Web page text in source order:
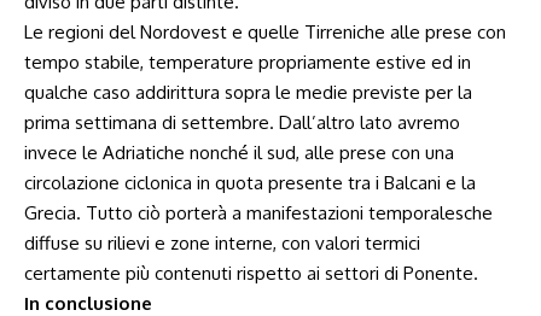
Le regioni del Nordovest e quelle Tirreniche alle prese con
tempo stabile, temperature propriamente estive ed in
qualche caso addirittura sopra le medie previste per la
prima settimana di settembre. Dall’altro lato avremo
invece le Adriatiche nonché il sud, alle prese con una
circolazione ciclonica in quota presente tra i Balcani e la
Grecia. Tutto ciò porterà a manifestazioni temporalesche
diffuse su rilievi e zone interne, con valori termici
certamente più contenuti rispetto ai settori di Ponente.
In conclusione